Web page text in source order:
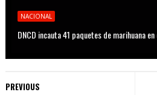
NACIONAL
DNCD incauta 41 paquetes de marihuana
PREVIOUS